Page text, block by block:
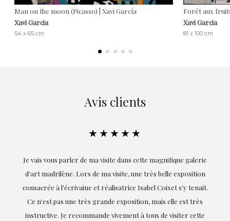
Man on the moon (Picasso) | Xavi García
Xavi Garcia
54 x 65 cm
Forêt aux
Xavi Garcia
81 x 100 cm
Avis clients
★★★★★
Exceptionnelle. Maria m'a accompagnée à chaque étape de la
réalisation de ce travail et, dès le début, elle a compris mes
goûts et mes besoins ; sa proximité, son empathie et son
professionnalisme ont été présents à chaque instant,
soulignant (bien sûr) son amour et sa connaissance de ce